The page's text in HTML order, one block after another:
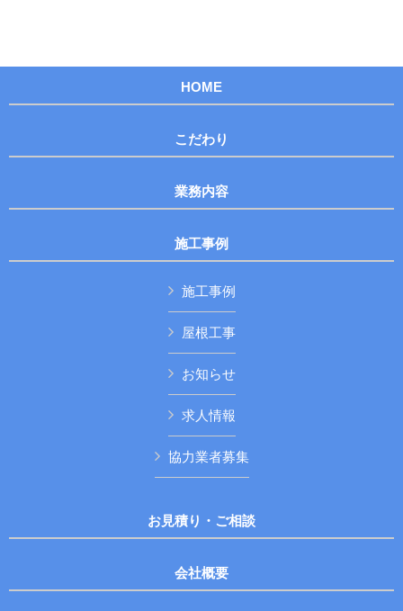
HOME
こだわり
業務内容
施工事例
施工事例
屋根工事
お知らせ
求人情報
協力業者募集
お見積り・ご相談
会社概要